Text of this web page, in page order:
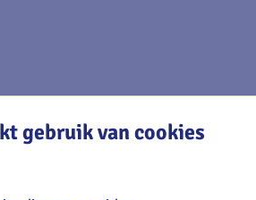
een rijke historie, gevarieerde
van de oudste landen ter
te vinden zijn. Armenië is
En wist je dat in Armenië
gebruik van cookies